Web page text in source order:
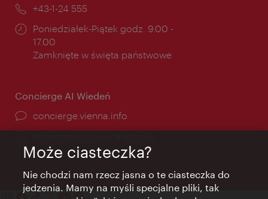
Telefon:
+43-1-24 555
Godziny
otwarcia:
Poniedziałek-Piątek godz. 9.00 -
17.00
Zamknięte w święta państwowe
Concierge AI Wiedeń
concierge.vienna.info
Może ciasteczka?
Nie chodzi nam rzecz jasna o te ciasteczka do
jedzenia. Mamy na myśli specjalne pliki, tak